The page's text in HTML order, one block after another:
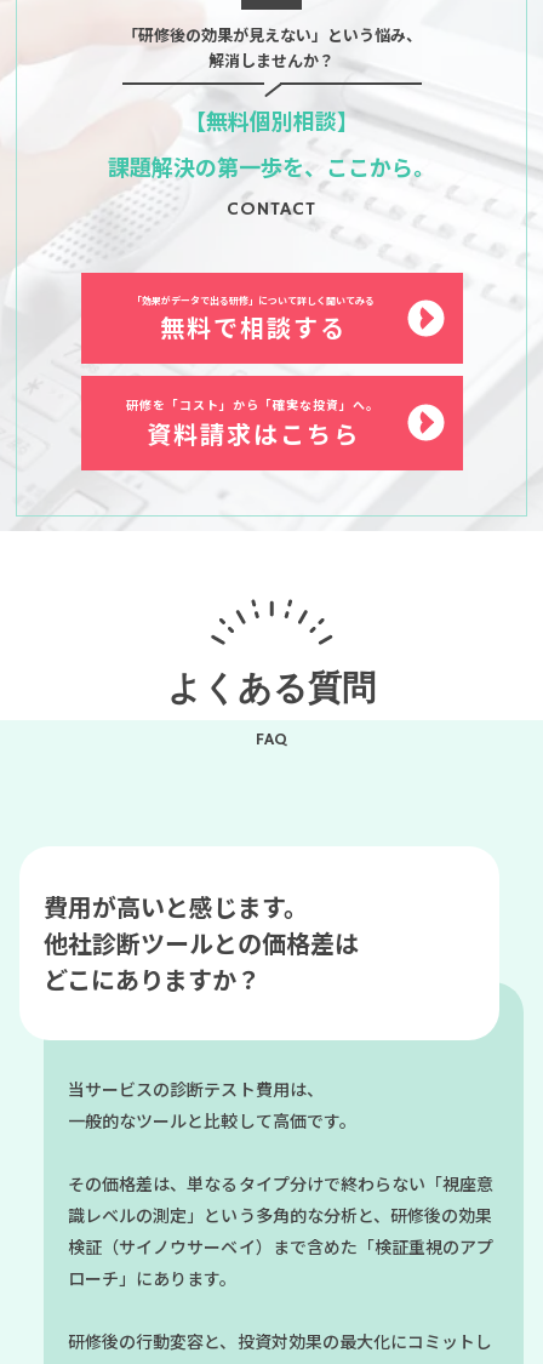
「研修後の効果が見えない」という悩み、
解消しませんか？
【無料個別相談】
課題解決の第一歩を、ここから。
CONTACT
「効果がデータで出る研修」について詳しく聞いてみる
無料で相談する
研修を「コスト」から「確実な投資」へ。
資料請求はこちら
よくある質問
FAQ
費用が高いと感じます。
他社診断ツールとの価格差は
どこにありますか？
当サービスの診断テスト費用は、
一般的なツールと比較して高価です。
その価格差は、単なるタイプ分けで終わらない「視座意
識レベルの測定」という多角的な分析と、研修後の効果
検証（サイノウサーベイ）まで含めた「検証重視のアプ
ローチ」にあります。
研修後の行動変容と、投資対効果の最大化にコミットし